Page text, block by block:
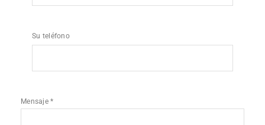
Su teléfono
Mensaje *